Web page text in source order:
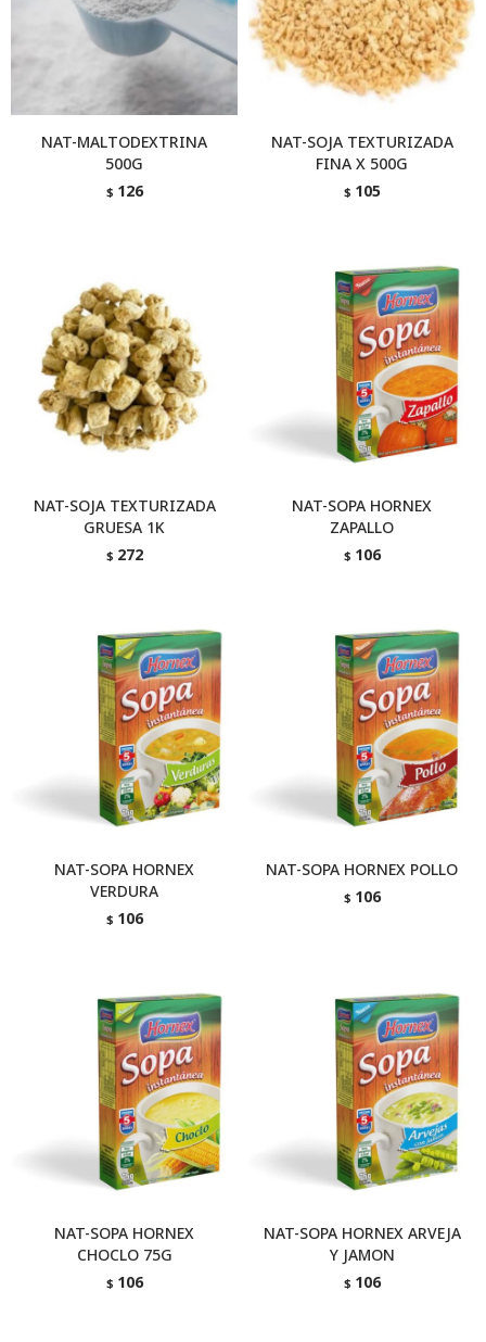
NAT-MALTODEXTRINA
500G
$ 126
NAT-SOJA TEXTURIZADA
FINA X 500G
$ 105
NAT-SOJA TEXTURIZADA
GRUESA 1K
$ 272
NAT-SOPA HORNEX
ZAPALLO
$ 106
NAT-SOPA HORNEX
VERDURA
$ 106
NAT-SOPA HORNEX POLLO
$ 106
NAT-SOPA HORNEX
CHOCLO 75G
$ 106
NAT-SOPA HORNEX ARVEJA
Y JAMON
$ 106